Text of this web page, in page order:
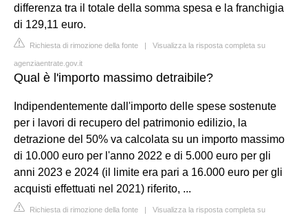
differenza tra il totale della somma spesa e la franchigia
di 129,11 euro.
Richiesta di rimozione della fonte | Visualizza la risposta completa su
agenziaentrate.gov.it
Qual è l'importo massimo detraibile?
Indipendentemente dall'importo delle spese sostenute
per i lavori di recupero del patrimonio edilizio, la
detrazione del 50% va calcolata su un importo massimo
di 10.000 euro per l'anno 2022 e di 5.000 euro per gli
anni 2023 e 2024 (il limite era pari a 16.000 euro per gli
acquisti effettuati nel 2021) riferito, ...
Richiesta di rimozione della fonte | Visualizza la risposta completa su